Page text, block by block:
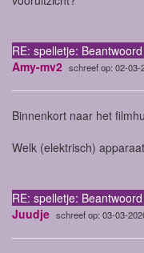
RE: spelletje:
Amy-mv2 schreef op: 02-03-
Binnenkort naar het
Welk (elektrisch)
RE: spelletje:
Juudje schreef op: 03-03-